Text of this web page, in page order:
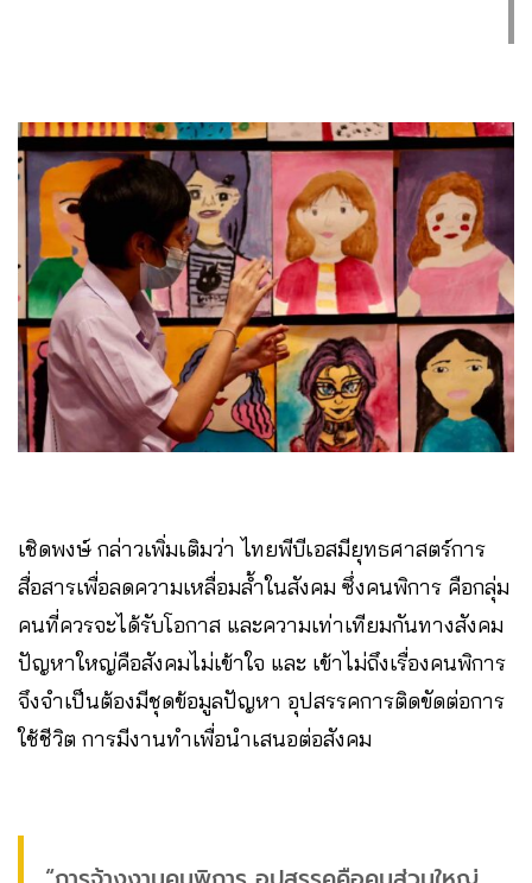
เชิดพงษ์ กล่าวเพิ่มเติมว่า ไทยพีบีเอสมียุทธศาสตร์การ
สื่อสารเพื่อลดความเหลื่อมล้ำในสังคม ซึ่งคนพิการ คือกลุ่ม
คนที่ควรจะได้รับโอกาส และความเท่าเทียมกันทางสังคม
ปัญหาใหญ่คือสังคมไม่เข้าใจ และ เข้าไม่ถึงเรื่องคนพิการ
จึงจำเป็นต้องมีชุดข้อมูลปัญหา อุปสรรคการติดขัดต่อการ
ใช้ชีวิต การมีงานทำเพื่อนำเสนอต่อสังคม